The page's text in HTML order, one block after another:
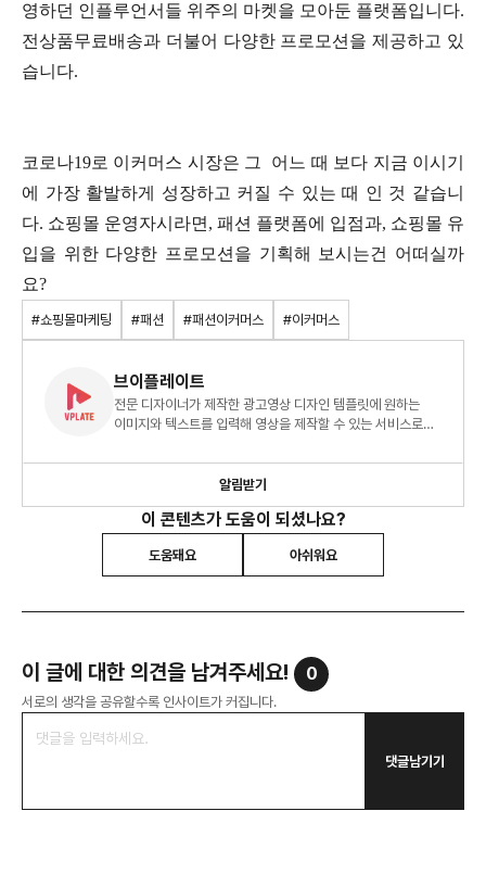
영하던 인플루언서들 위주의 마켓을 모아둔 플랫폼입니다.
전상품무료배송과 더불어 다양한 프로모션을 제공하고 있
습니다.
코로나19로 이커머스 시장은 그 어느 때 보다 지금 이시기
에 가장 활발하게 성장하고 커질 수 있는 때 인 것 같습니
다. 쇼핑몰 운영자시라면, 패션 플랫폼에 입점과, 쇼핑몰 유
입을 위한 다양한 프로모션을 기획해 보시는건 어떠실까
요?
#쇼핑몰마케팅 #패션 #패션이커머스 #이커머스
브이플레이트
전문 디자이너가 제작한 광고영상 디자인 템플릿에 원하는
이미지와 텍스트를 입력해 영상을 제작할 수 있는 서비스로
알림받기
이 콘텐츠가 도움이 되셨나요?
도움돼요 아쉬워요
이 글에 대한 의견을 남겨주세요! 0
서로의 생각을 공유할수록 인사이트가 커집니다.
댓글남기기